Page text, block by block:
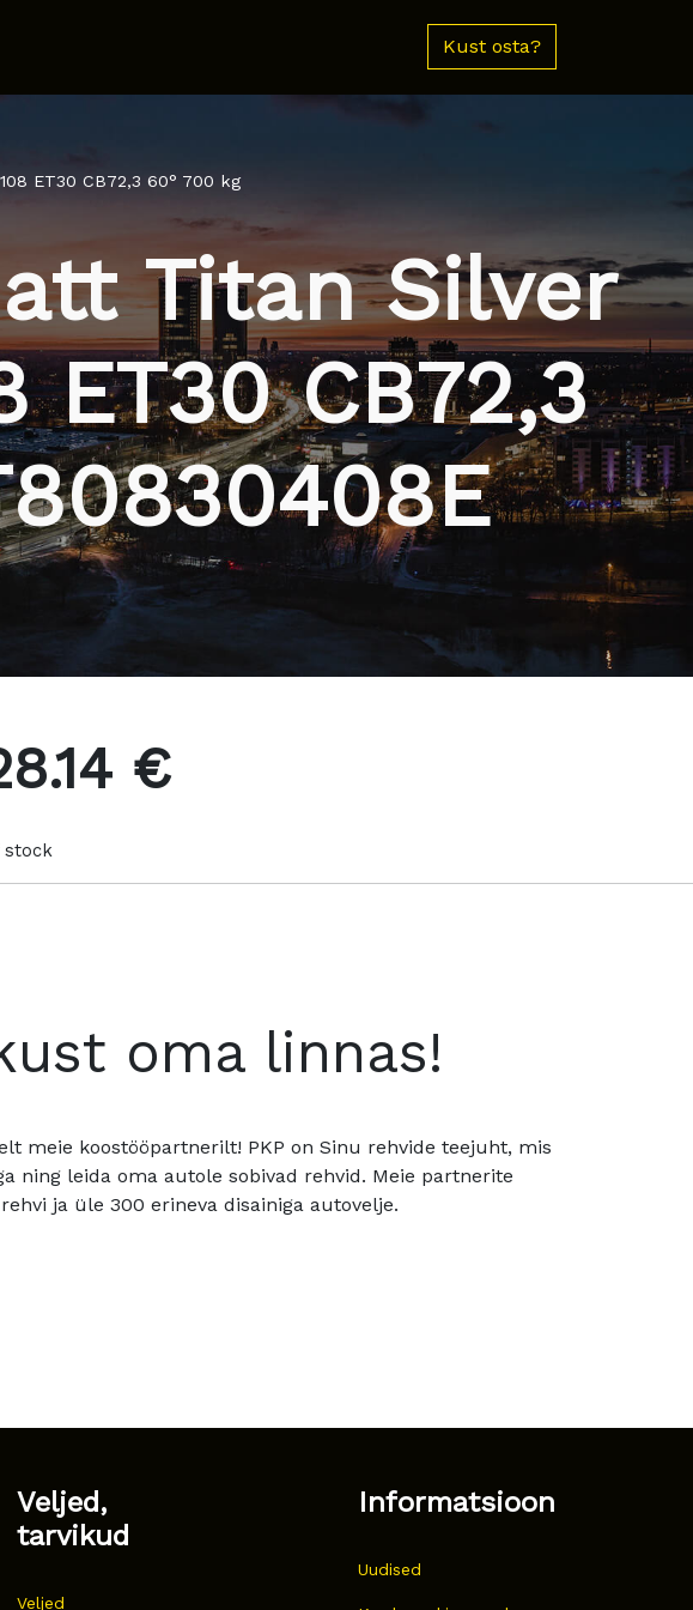
Kust osta?
ET30 CB72,3 60° 700 kg
Titan Silver
ET30 CB72,3
€
stock
oma linnas!
meie koostööpartnerilt! PKP on Sinu rehvide teejuht, mis
ning leida oma autole sobivad rehvid. Meie partnerite
ja üle 300 erineva disainiga autovelje.
Veljed,
tarvikud
Veljed
Informatsioon
Uudised